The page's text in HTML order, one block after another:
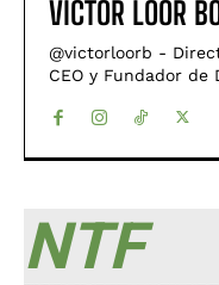
VÍCTOR LOOR
@victorloorb -
CEO y Fundador de
NTF